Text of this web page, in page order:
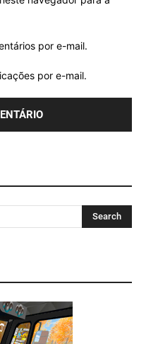
por e-mail.
por e-mail.